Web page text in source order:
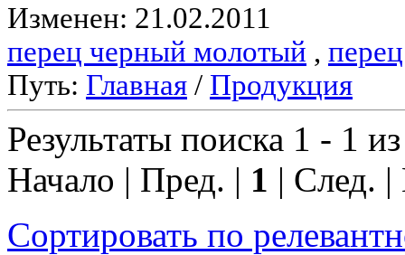
Изменен: 21.02.2011
перец черный молотый , перец
Путь: Главная / Продукция
Результаты поиска 1 - 1
Начало | Пред. | 1 | След.
Сортировать по